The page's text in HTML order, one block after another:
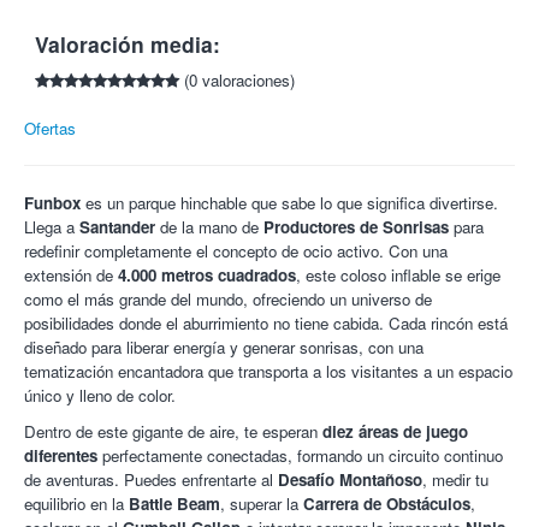
4.000 metros cuadrados de diversión, en los que se incluyen
zonas de salto conectadas con 10 áreas de juego diferentes
donde encontrarás emocionantes atracciones inflables,
Montañoso, la Battle Beam, la Carrera de Obstáculos, el
zonas verdes, áreas de descanso y una encantadora y única
tematización.
En definitiva, una increíble experiencia inmersiva que provocará
grandes emociones en todos los visitantes, convirtiéndolo en un
lugar verdaderamente único y un destino imprescindible tanto
para las familias como para el público de todas las edades.
¡Las mejores experiencias con Colectivia!
Cuando selecciones comprar esta promoción, serás
redirigido a una página web donde deberás seleccionar la
hora y zona de la función.
1,50€ por gastos de gestión).
No está permitido el acceso al recinto con comida o bebida
del exterior.
Valoración media:
(0 valoraciones)
Ofertas
Funbox es un parque hinchable que sabe lo que significa divertirse.
Llega a Santander de la mano de Productores de Sonrisas para
redefinir completamente el concepto de ocio activo. Con una
extensión de 4.000 metros cuadrados, este coloso inflable se erige
como el más grande del mundo, ofreciendo un universo de
posibilidades donde el aburrimiento no tiene cabida. Cada rincón está
diseñado para liberar energía y generar sonrisas, con una
tematización encantadora que transporta a los visitantes a un espacio
único y lleno de color.
Dentro de este gigante de aire, te esperan diez áreas de juego
diferentes perfectamente conectadas, formando un circuito continuo
de aventuras. Puedes enfrentarte al Desafío Montañoso, medir tu
equilibrio en la Battle Beam, superar la Carrera de Obstáculos,